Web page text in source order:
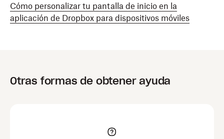
Cómo personalizar tu pantalla de inicio en la
aplicación de Dropbox para dispositivos móviles
Otras formas de obtener ayuda